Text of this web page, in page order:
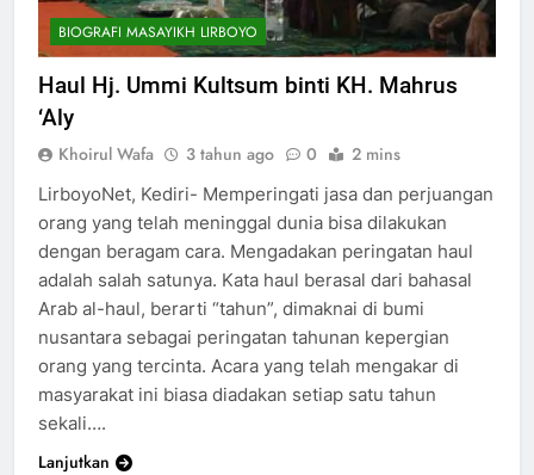
BIOGRAFI MASAYIKH LIRBOYO
Haul Hj. Ummi Kultsum binti KH. Mahrus
‘Aly
Khoirul Wafa 3 tahun ago 0 2 mins
LirboyoNet, Kediri- Memperingati jasa dan perjuangan
orang yang telah meninggal dunia bisa dilakukan
dengan beragam cara. Mengadakan peringatan haul
adalah salah satunya. Kata haul berasal dari bahasal
Arab al-haul, berarti “tahun”, dimaknai di bumi
nusantara sebagai peringatan tahunan kepergian
orang yang tercinta. Acara yang telah mengakar di
masyarakat ini biasa diadakan setiap satu tahun
sekali….
Lanjutkan